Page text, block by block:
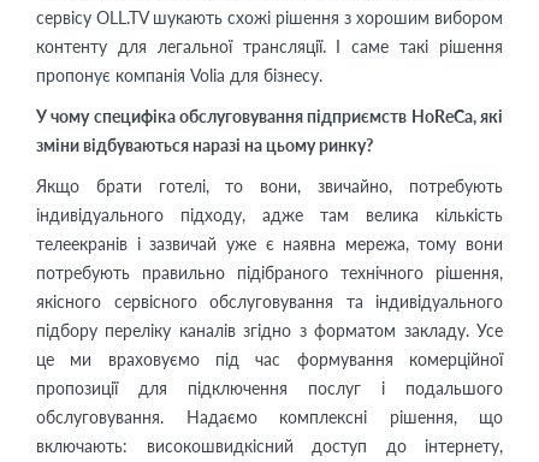
сервісу OLL.TV шукають схожі рішення з хорошим вибором
контенту для легальної трансляції. І саме такі рішення
пропонує компанія Volia для бізнесу.
У чому специфіка обслуговування підприємств HoReCa, які
зміни відбуваються наразі на цьому ринку?
Якщо брати готелі, то вони, звичайно, потребують
індивідуального підходу, адже там велика кількість
телеекранів і зазвичай уже є наявна мережа, тому вони
потребують правильно підібраного технічного рішення,
якісного сервісного обслуговування та індивідуального
підбору переліку каналів згідно з форматом закладу. Усе
це ми враховуємо під час формування комерційної
пропозиції для підключення послуг і подальшого
обслуговування. Надаємо комплексні рішення, що
включають: високошвидкісний доступ до інтернету,